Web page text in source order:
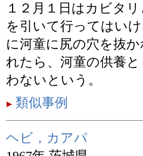
１２月１日はカビタ
を引いて行ってはい
に河童に尻の穴を抜
れたら、河童の供養
わないという。
類似事例
ヘビ，カアパ